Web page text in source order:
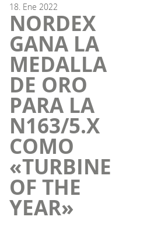
18. Ene 2022
NORDEX
GANA LA
MEDALLA
DE ORO
PARA LA
N163/5.X
COMO
«TURBINE
OF THE
YEAR»